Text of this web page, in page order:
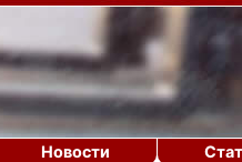
Новости